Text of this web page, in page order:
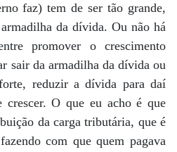
faz) tem de ser tão grande,
da dívida. Ou não há
promover o crescimento
sair da armadilha da dívida ou
reduzir a dívida para daí
O que eu acho é que
da carga tributária, que é
com que quem pagava